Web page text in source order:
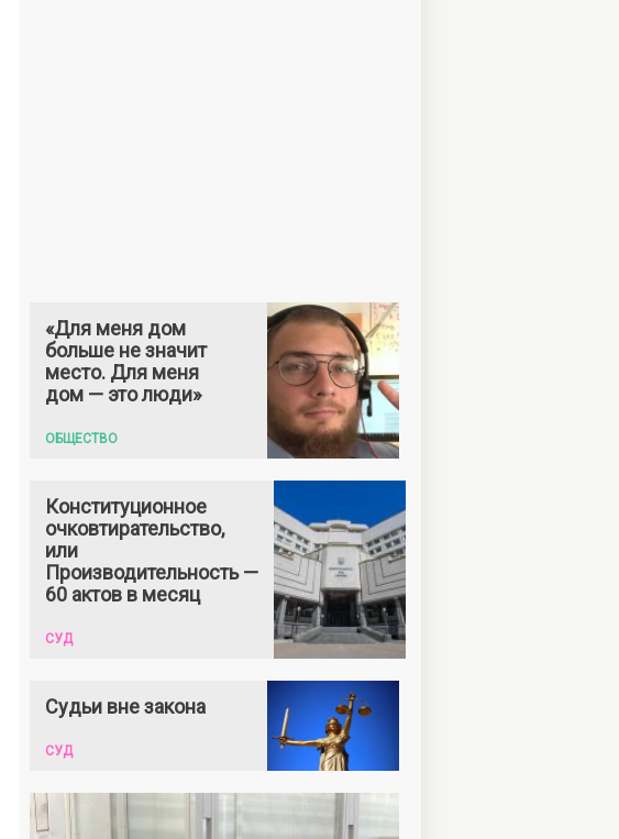
«Для меня дом
больше не значит
место. Для меня
дом — это люди»
ОБЩЕСТВО
Конституционное
очковтирательство,
или
Производительность —
60 актов в месяц
СУД
Судьи вне закона
СУД